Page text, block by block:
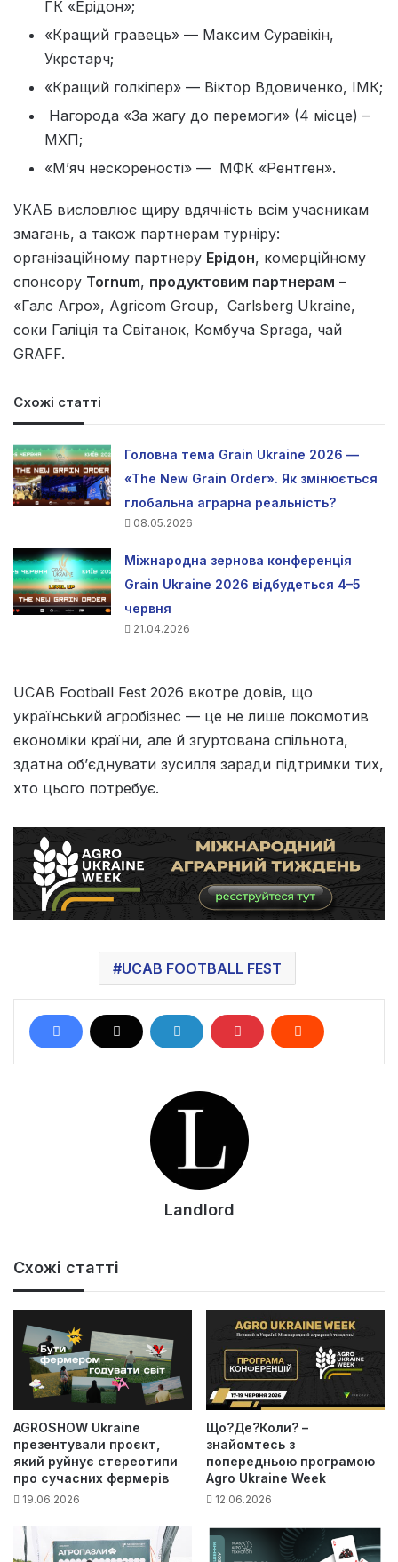
ГК «Ерідон»;
«Кращий гравець» — Максим Суравікін,
Укрстарч;
«Кращий голкіпер» — Віктор Вдовиченко, ІМК;
Нагорода «За жагу до перемоги» (4 місце) –
МХП;
«Мʼяч нескореності» — МФК «Рентген».
УКАБ висловлює щиру вдячність всім учасникам
змагань, а також партнерам турніру:
організаційному партнеру Ерідон, комерційному
спонсору Tornum, продуктовим партнерам –
«Галс Агро», Agricom Group, Carlsberg Ukraine,
соки Галіція та Світанок, Комбуча Spraga, чай
GRAFF.
Схожі статті
Головна тема Grain Ukraine 2026 —
«The New Grain Order». Як змінюється
глобальна аграрна реальність?
08.05.2026
Міжнародна зернова конференція
Grain Ukraine 2026 відбудеться 4–5
червня
21.04.2026
UCAB Football Fest 2026 вкотре довів, що
український агробізнес — це не лише локомотив
економіки країни, але й згуртована спільнота,
здатна об’єднувати зусилля заради підтримки тих,
хто цього потребує.
UCAB FOOTBALL FEST
Landlord
Схожі статті
AGROSHOW Ukraine
презентували проєкт,
який руйнує стереотипи
про сучасних фермерів
19.06.2026
Що?Де?Коли? –
знайомтесь з
попередньою програмою
Agro Ukraine Week
12.06.2026